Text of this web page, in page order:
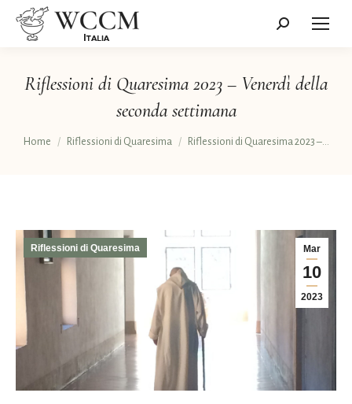
Cerca:
Riflessioni di Quaresima 2023 – Venerdì della
seconda settimana
Tu sei qui:
Home Riflessioni di Quaresima Riflessioni di Quaresima 2023 –…
Mar
10
2023
Riflessioni di Quaresima